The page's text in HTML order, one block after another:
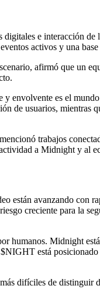
e interacción de
activos y una
afirmó que un
envolvente es el
de usuarios, mientras
trabajos
a Midnight y al
están avanzando con
creciente para la
humanos. Midnight
está
difíciles de distinguir